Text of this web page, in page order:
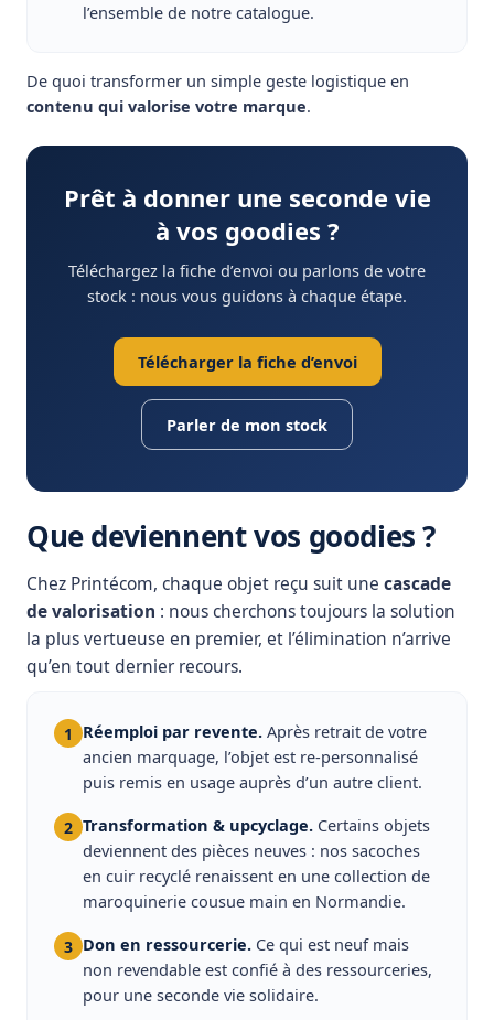
l’ensemble de notre catalogue.
De quoi transformer un simple geste logistique en
contenu qui valorise votre marque.
Prêt à donner une seconde vie
à vos goodies ?
Téléchargez la fiche d’envoi ou parlons de votre
stock : nous vous guidons à chaque étape.
Télécharger la fiche d’envoi
Parler de mon stock
Que deviennent vos goodies ?
Chez Printécom, chaque objet reçu suit une cascade
de valorisation : nous cherchons toujours la solution
la plus vertueuse en premier, et l’élimination n’arrive
qu’en tout dernier recours.
1 Réemploi par revente. Après retrait de votre
ancien marquage, l’objet est re-personnalisé
puis remis en usage auprès d’un autre client.
2 Transformation & upcyclage. Certains objets
deviennent des pièces neuves : nos sacoches
en cuir recyclé renaissent en une collection de
maroquinerie cousue main en Normandie.
3 Don en ressourcerie. Ce qui est neuf mais
non revendable est confié à des ressourceries,
pour une seconde vie solidaire.